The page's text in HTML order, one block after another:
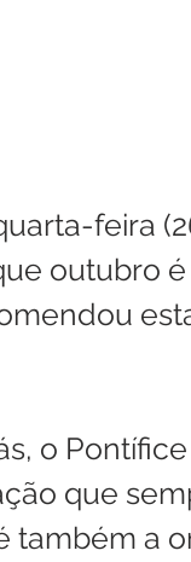
feira
outubro
o Pontífice
que
também a